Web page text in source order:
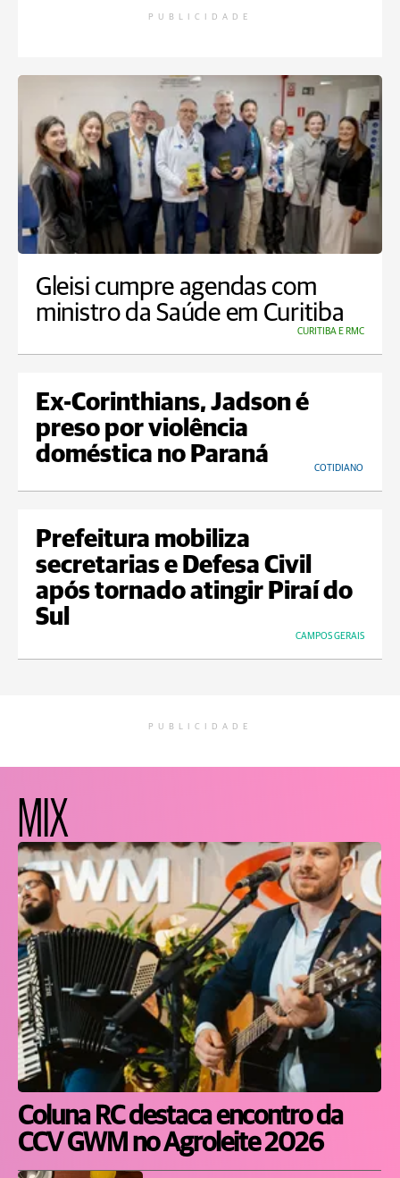
PUBLICIDADE
Gleisi cumpre agendas com
ministro da Saúde em Curitiba
CURITIBA E RMC
Ex-Corinthians, Jadson é
preso por violência
doméstica no Paraná
COTIDIANO
Prefeitura mobiliza
secretarias e Defesa Civil
após tornado atingir Piraí do
Sul
CAMPOS GERAIS
PUBLICIDADE
MIX
Coluna RC destaca encontro da
CCV GWM no Agroleite 2026